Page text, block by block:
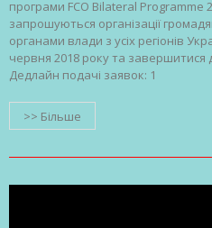
програми FCO Bilateral Programme
запрошуються організації
органами влади з усіх регіонів
червня 2018 року та завершитися
Дедлайн подачі заявок: 1
>> Більше